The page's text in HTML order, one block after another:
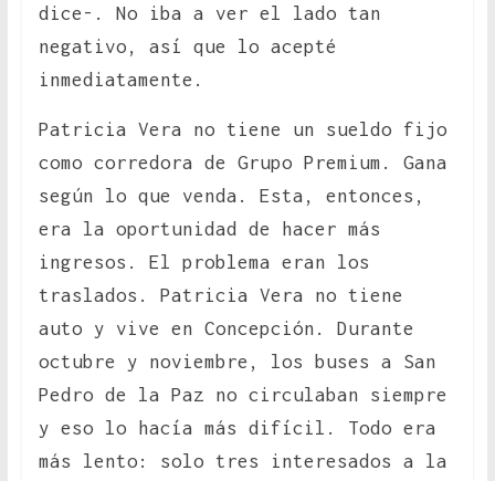
dice-. No iba a ver el lado tan
negativo, así que lo acepté
inmediatamente.
Patricia Vera no tiene un sueldo fijo
como corredora de Grupo Premium. Gana
según lo que venda. Esta, entonces,
era la oportunidad de hacer más
ingresos. El problema eran los
traslados. Patricia Vera no tiene
auto y vive en Concepción. Durante
octubre y noviembre, los buses a San
Pedro de la Paz no circulaban siempre
y eso lo hacía más difícil. Todo era
más lento: solo tres interesados a la